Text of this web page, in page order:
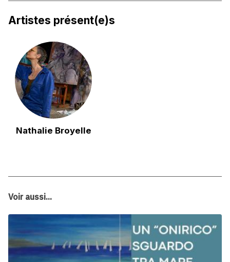
Artistes présent(e)s
Nathalie Broyelle
Voir aussi...